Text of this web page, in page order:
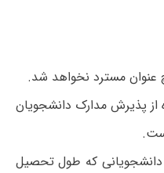
عنوان مسترد نخواهد شد.
از پذیرش مدارک دانشجویان
دانشجویانی که طول تحصیل